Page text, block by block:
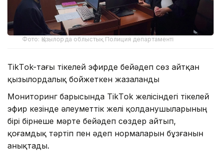
Фото: Қызылорда облыстық Полиция департаменті
TikТok-тағы тікелей эфирде бейәдеп сөз айтқан
қызылордалық бойжеткен жазаланды
Мониторинг барысында TikТok желісіндегі тікелей
эфир кезінде әлеуметтік желі қолданушыларының
бірі бірнеше мәрте бейәдеп сөздер айтып,
қоғамдық тәртіп пен әдеп нормаларын бұзғанын
анықтады.